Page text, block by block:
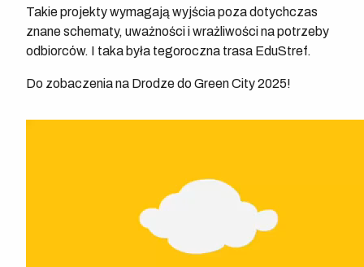
Takie projekty wymagają wyjścia poza dotychczas
znane schematy, uważności i wrażliwości na potrzeby
odbiorców. I taka była tegoroczna trasa EduStref.
Do zobaczenia na Drodze do Green City 2025!